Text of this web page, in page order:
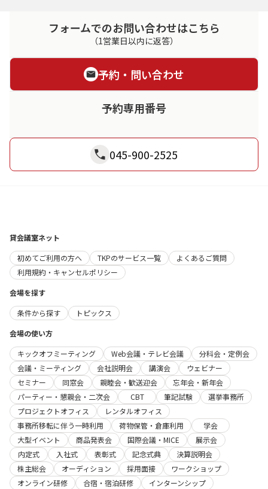
フォームでのお問い合わせはこちら
（1営業日以内に返答）
予約・問い合わせ
予約専用番号
045-900-2525
貸会議室ネット
初めてご利用の方へ
TKPのサービス一覧
よくあるご質問
利用規約・キャンセルポリシー
会場を探す
条件から探す
トピックス
会場の使い方
キックオフミーティング
Web会議・テレビ会議
分科会・定例会
会議・ミーティング
会社説明会 講演会
ウェビナー
セミナー
同窓会 親睦会・歓送迎会
忘年会・新年会
パーティー・懇親会・二次会
CBT 筆記試験
選挙事務所
プロジェクトオフィス
レンタルオフィス
事務所移転に伴う一時利用
荷物保管・倉庫利用
学会
大型イベント
商品発表会 国際会議・MICE
展示会
内定式
入社式 表彰式 記念式典
決算説明会
株主総会
オーディション 採用面接
ワークショップ
オンライン研修
合宿・宿泊研修
インターンシップ